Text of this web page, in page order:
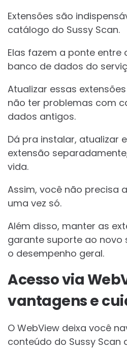
Extensões são
catálogo do Sussy Scan.
Elas fazem a ponte entre
banco de dados do
Atualizar essas
não ter problemas com
dados antigos.
Dá pra instalar, atualizar
extensão
vida.
Assim, você não precisa
uma vez só.
Além disso, manter as
garante suporte ao novo
o desempenho geral.
Acesso via
vantagens e
O WebView deixa você
conteúdo do Sussy Scan